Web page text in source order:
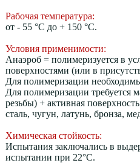
Рабочая температура:
от - 55 °С до + 150 °С.
Условия применимости:
Анаэроб = полимеризуется в
поверхностями (или в
Для полимеризации
Для полимеризации требуется
резьбы) + активная
сталь, чугун, латунь, бронза,
Химическая стойкость:
Испытания заключались в
испытании при 22°C.